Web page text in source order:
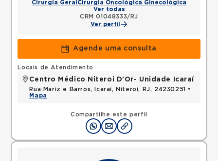
Cirurgia Geral Cirurgia Oncológica Ginecológica
Ver todas
CRM 01048333/RJ
Ver perfil
Agende uma consulta
Compartilhe este perfil
Locais de Atendimento
Centro Médico Niteroi D'Or- Unidade Icaraí
Rua Mariz e Barros, Icarai, Niteroi, RJ, 24230251 •
Mapa